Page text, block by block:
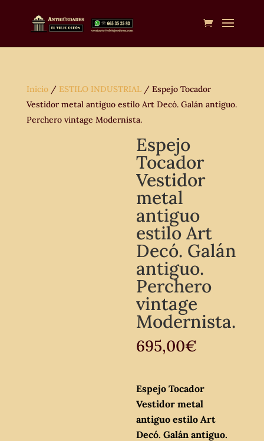
Inicio/ ESTILO INDUSTRIAL/ Espejo Tocador
Vestidor metal antiguo estilo Art Decó. Galán antiguo.
Perchero vintage Modernista.
Espejo
Tocador
Vestidor
metal
antiguo
estilo Art
Decó. Galán
antiguo.
Perchero
vintage
Modernista.
695,00€
Espejo Tocador
Vestidor metal
antiguo estilo Art
Decó. Galán antiguo.